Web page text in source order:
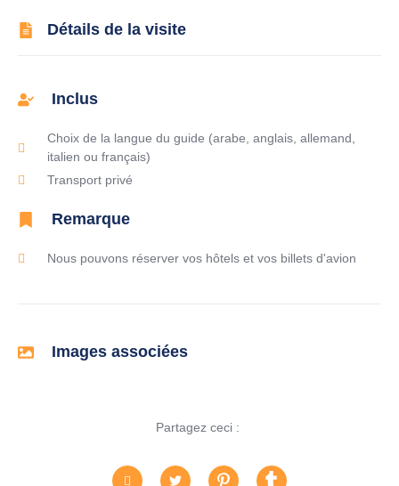
Détails de la visite
Inclus
Choix de la langue du guide (arabe, anglais, allemand,
italien ou français)
Transport privé
Remarque
Nous pouvons réserver vos hôtels et vos billets d'avion
Images associées
Partagez ceci :